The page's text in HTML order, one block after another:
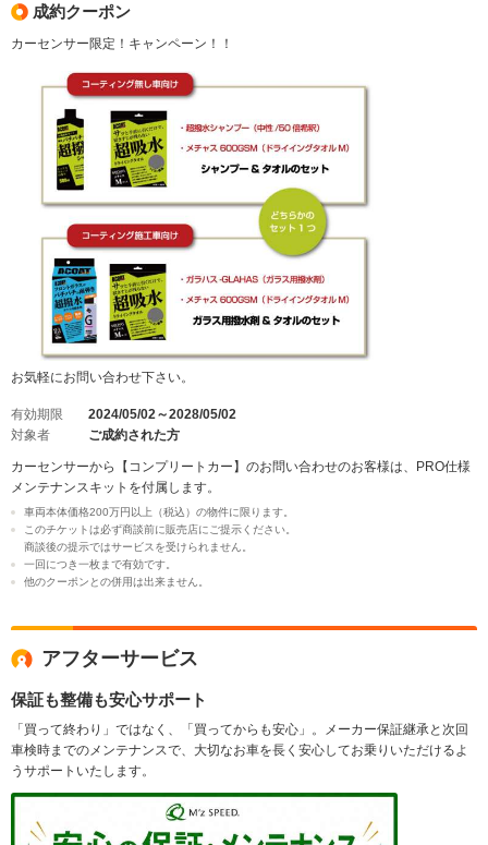
成約クーポン
カーセンサー限定！キャンペーン！！
お気軽にお問い合わせ下さい。
有効期限
2024/05/02～2028/05/02
対象者
ご成約された方
カーセンサーから【コンプリートカー】のお問い合わせのお客様は、PRO仕様
メンテナンスキットを付属します。
車両本体価格200万円以上（税込）の物件に限ります。
このチケットは必ず商談前に販売店にご提示ください。
商談後の提示ではサービスを受けられません。
一回につき一枚まで有効です。
他のクーポンとの併用は出来ません。
アフターサービス
保証も整備も安心サポート
「買って終わり」ではなく、「買ってからも安心」。メーカー保証継承と次回
車検時までのメンテナンスで、大切なお車を長く安心してお乗りいただけるよ
うサポートいたします。